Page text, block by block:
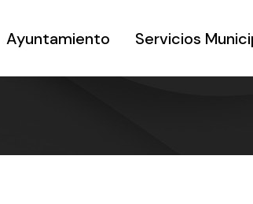
Ayuntamiento Servicios